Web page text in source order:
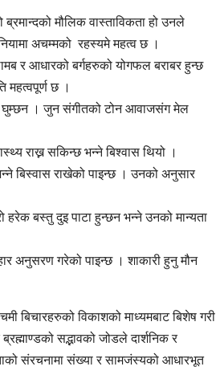
मौलिक वास्ताविकता हो उनले
अचम्मको रहस्यमे महत्व छ ।
र आधारको बर्गहरुको योगफल बराबर हुन्छ
महत्वपूर्ण छ ।
नै घुम्छन । जुन संगीतको टोन आवाजसंग मेल
राख्न सकिन्छ भन्ने बिश्वास थियो ।
राखेको पाइन्छ । उनको अनुसार
हरेक बस्तु दुइ पाटा हुन्छन भन्ने उनको मान्यता
अनुसरण गरेको पाइन्छ । शाकारी हुनु मौन
बिचारहरुको विकाशको माध्यमबाट बिशेष गरी
सद्भावको जोडले दार्शनिक र
संरचनामा संख्या र सामजंस्यको आधारभूत